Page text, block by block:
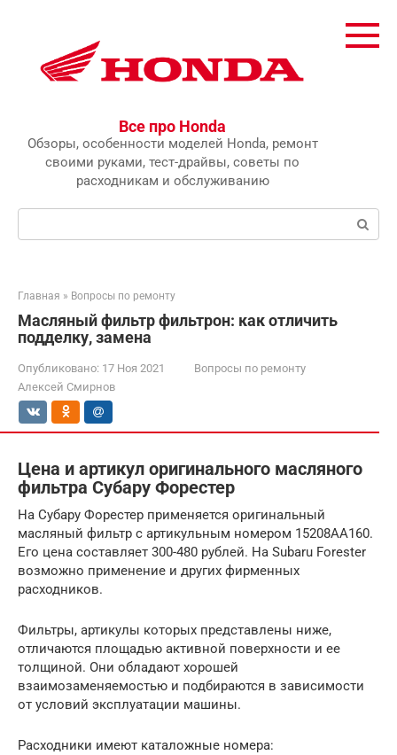
Все про Honda
Обзоры, особенности моделей Honda, ремонт
своими руками, тест-драйвы, советы по
расходникам и обслуживанию
Главная » Вопросы по ремонту
Масляный фильтр фильтрон: как отличить
подделку, замена
Опубликовано: 17 Ноя 2021
Вопросы по ремонту
Алексей Смирнов
Цена и артикул оригинального масляного
фильтра Субару Форестер
На Субару Форестер применяется оригинальный
масляный фильтр с артикульным номером 15208AA160.
Его цена составляет 300-480 рублей. На Subaru Forester
возможно применение и других фирменных
расходников.
Фильтры, артикулы которых представлены ниже,
отличаются площадью активной поверхности и ее
толщиной. Они обладают хорошей
взаимозаменяемостью и подбираются в зависимости
от условий эксплуатации машины.
Расходники имеют каталожные номера: